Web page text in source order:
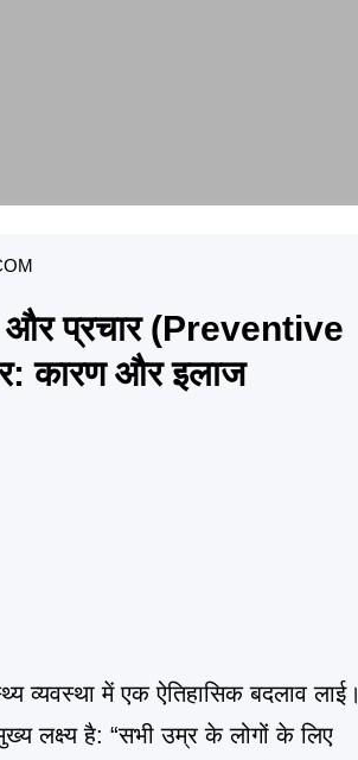
और प्रचार (Preventive
कारण और इलाज
व्यवस्था में एक ऐतिहासिक बदलाव लाई।
लक्ष्य है: “सभी उम्र के लोगों के लिए